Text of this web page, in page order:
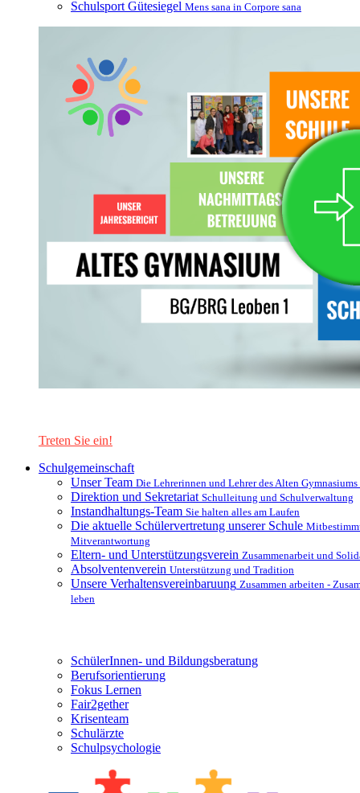
Schulsport Gütesiegel Mens sana in Corpore sana
Treten Sie ein!
Schulgemeinschaft
Unser Team Die Lehrerinnen und Lehrer des Alten
Direktion und Sekretariat Schulleitung und Schulverwaltung
Instandhaltungs-Team Sie halten alles am Laufen
Die aktuelle Schülervertretung unserer Schule
Mitverantwortung
Eltern- und Unterstützungsverein Zusammenarbeit und
Absolventenverein Unterstützung und Tradition
Unsere Verhaltensvereinbaruung Zusammen arbeiten -
leben
SchülerInnen- und Bildungsberatung
Berufsorientierung
Fokus Lernen
Fair2gether
Krisenteam
Schulärzte
Schulpsychologie